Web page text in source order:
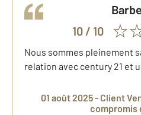
Barbe
10/ 10
Nous sommes pleinement
relation avec century 21 et
01 août 2025 - Client
compromis